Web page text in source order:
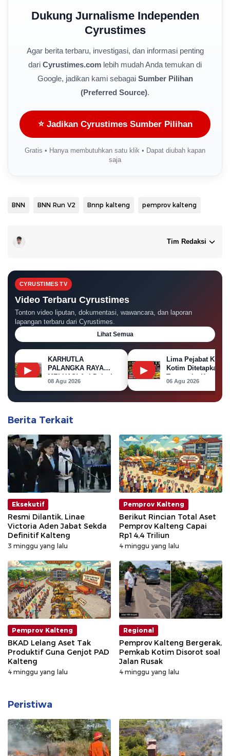
Dukung Jurnalisme Independen
Cyrustimes
Agar berita terbaru, investigasi, dan informasi penting
dari Cyrustimes.com lebih mudah Anda temukan di
Google, jadikan kami sebagai Sumber Pilihan
(Preferred Source).
⭐ Jadikan Cyrustimes Sumber Pilihan
Gratis • Hanya membutuhkan satu klik • Dapat diubah kapan
saja
BNN BNN Run V2 Bnnp kalteng pemprov kalteng
Tim Redaksi
CYRUSTIMES TV
Video Terbaru Cyrustimes
Tonton video liputan, dokumentasi, wawancara, dan laporan
lapangan terbaru dari Cyrustimes.
Lihat Semua
▶
KARHUTLA
PALANGKA RAYA
MELUAS! Api Dekati
Permukiman, Rumah
Terbakar
08 Agu 2026
▶
Lima Pejabat KPU
Kotim Ditetapkan
Tersangka Korupsi
Dana Hibah Pilkada
06 Agu 2026
Berita Terkait
Eksekutif
Resmi Dilantik, Linae
Victoria Aden Jabat Sekda
Definitif Kalteng
3 minggu yang lalu
Pemprov Kalteng
Berikut Rincian Total Aset
Pemprov Kalteng Capai
Rp14,4 Triliun
4 minggu yang lalu
Pemprov Kalteng
BKAD Lelang Aset Tak
Produktif Guna Genjot PAD
Kalteng
4 minggu yang lalu
Regional
Pemprov Kalteng Bergerak,
Pemkab Kotim Disorot soal
Jalan Rusak
4 minggu yang lalu
Peristiwa